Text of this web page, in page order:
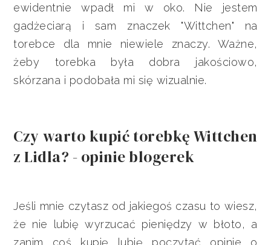
ewidentnie wpadł mi w oko. Nie jestem
gadżeciarą i sam znaczek "Wittchen" na
torebce dla mnie niewiele znaczy. Ważne,
żeby torebka była dobra jakościowo,
skórzana i podobała mi się wizualnie.
Czy warto kupić torebkę Wittchen
z Lidla? - opinie blogerek
Jeśli mnie czytasz od jakiegoś czasu to wiesz,
że nie lubię wyrzucać pieniędzy w błoto, a
zanim coś kupię lubię poczytać opinie o